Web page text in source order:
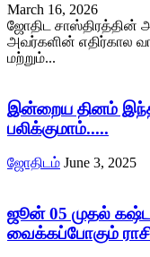
March 16, 2026
ஜோதிட சாஸ்திரத்தின்
அவர்களின் எதிர்கால
மற்றும்...
இன்றைய தினம் இந்த
பலிக்குமாம்.....
ஜோதிடம் June 3, 2025
ஜூன் 05 முதல்
வைக்கப்போகும்